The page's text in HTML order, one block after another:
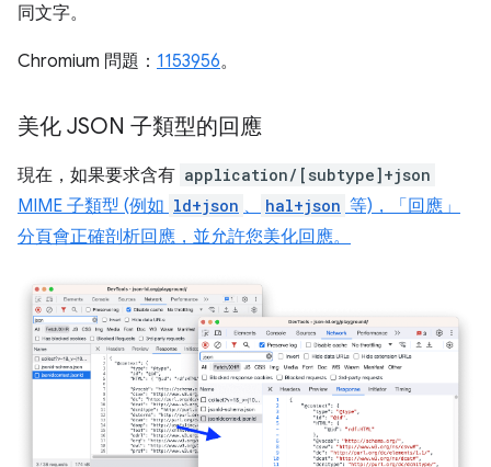
同文字。
Chromium 問題： 1153956。
美化 JSON 子類型的回應
現在，如果要求含有 application/[subtype]+json
MIME 子類型 (例如 ld+json 、 hal+json 等)，「回應」
分頁會正確剖析回應，並允許您美化回應。